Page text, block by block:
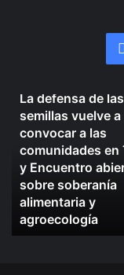
La
defensa
de
las
semillas
vuelve
convocar
a
La defensa de las
semillas vuelve a
convocar a las
comunidades en
y Encuentro
sobre soberanía
alimentaria y
agroecología